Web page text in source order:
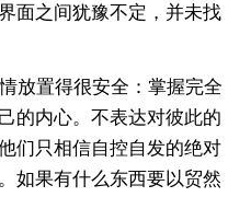
面之间犹豫不定，并未找
放置得很安全：掌握完全
的内心。不表达对彼此的
们只相信自控自发的绝对
如果有什么东西要以贸然